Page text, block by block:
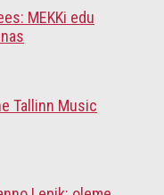
MEKKi edu
Tallinn Music